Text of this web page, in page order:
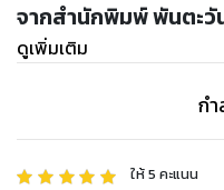
จากสำนักพิมพ์ พันตะวั
ดูเพิ่มเติม
ก
ให้5 คะแนน